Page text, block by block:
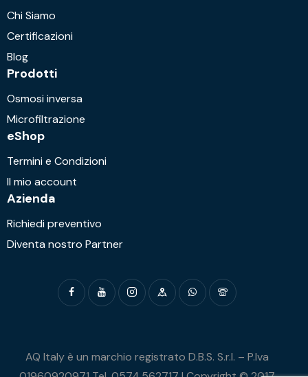
Chi Siamo
Certificazioni
Blog
Prodotti
Osmosi inversa
Microfiltrazione
eShop
Termini e Condizioni
Il mio account
Azienda
Richiedi preventivo
Diventa nostro Partner
AQ Italy è un marchio registrato D.B.S. S.r.l. – P.Iva